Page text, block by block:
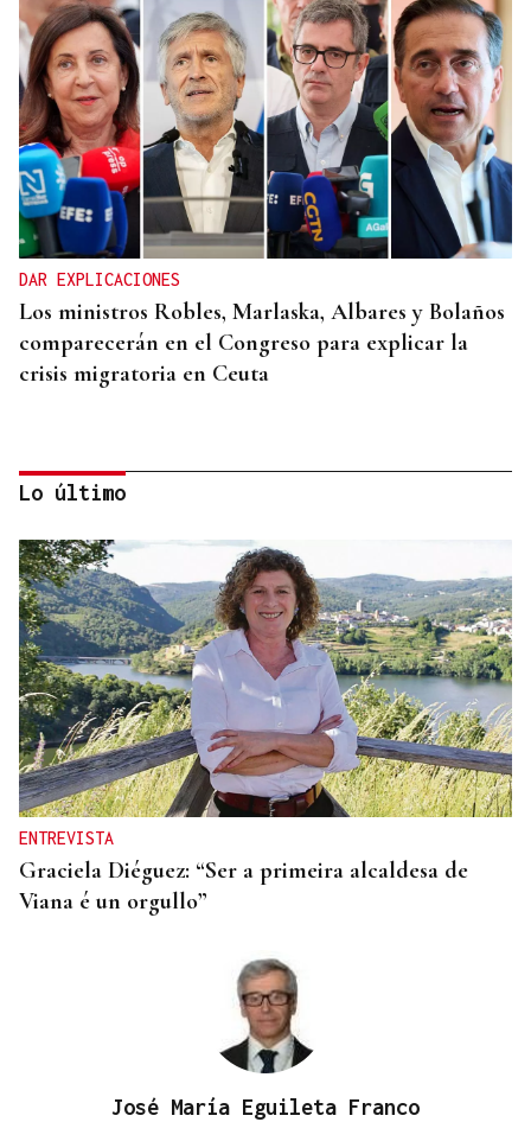
DAR EXPLICACIONES
Los ministros Robles, Marlaska, Albares y Bolaños
comparecerán en el Congreso para explicar la
crisis migratoria en Ceuta
"EN COORDINACIÓN CON EL GOBIERNO"
El PSOE garantiza que Felipe VI visitará Ceuta
“cuando sea oportuno”
Lo último
ENTREVISTA
Graciela Diéguez: “Ser a primeira alcaldesa de
Viana é un orgullo”
José María Eguileta Franco